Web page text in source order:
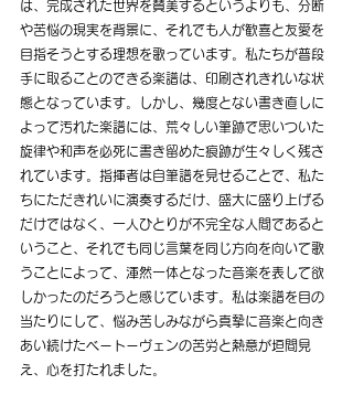
は、完成された世界を賛美するというよりも、分断
や苦悩の現実を背景に、それでも人が歓喜と友愛を
目指そうとする理想を歌っています。私たちが普段
手に取ることのできる楽譜は、印刷されきれいな状
態となっています。しかし、幾度とない書き直しに
よって汚れた楽譜には、荒々しい筆跡で思いついた
旋律や和声を必死に書き留めた痕跡が生々しく残さ
れています。指揮者は自筆譜を見せることで、私た
ちにただきれいに演奏するだけ、盛大に盛り上げる
だけではなく、一人ひとりが不完全な人間であると
いうこと、それでも同じ言葉を同じ方向を向いて歌
うことによって、渾然一体となった音楽を表して欲
しかったのだろうと感じています。私は楽譜を目の
当たりにして、悩み苦しみながら真摯に音楽と向き
あい続けたベートーヴェンの苦労と熱意が垣間見
え、心を打たれました。